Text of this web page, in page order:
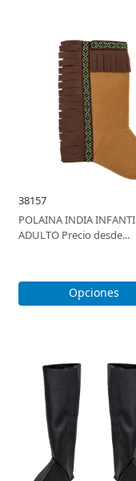
38157
POLAINA INDIA
ADULTO Precio desde...
Opciones